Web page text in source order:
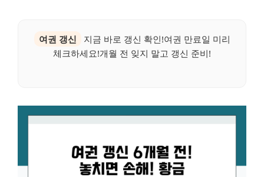
여권 갱신
지금 바로 갱신 확인!여권 만료일 미리
체크하세요!개월 전 잊지 말고 갱신 준비!